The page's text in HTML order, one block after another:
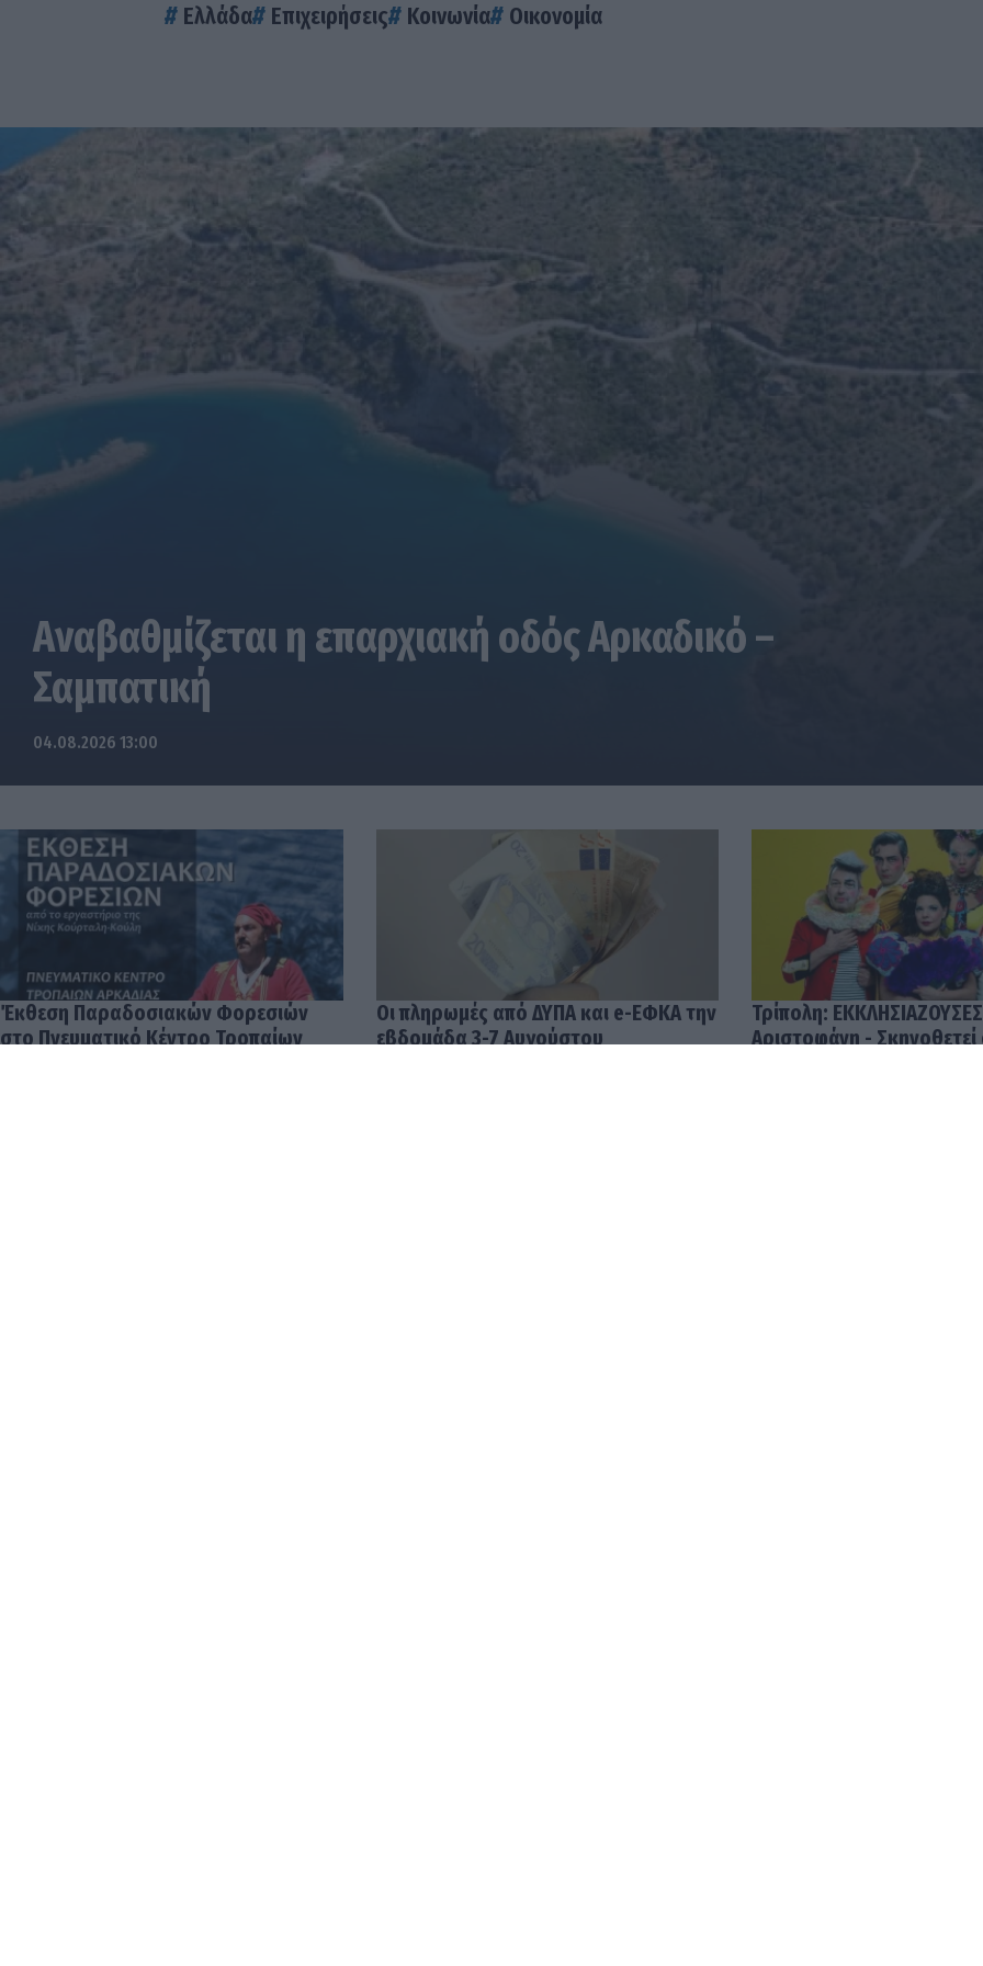
Ελλάδα Επιχειρήσεις Κοινωνία Οικονομία
Αναβαθμίζεται η επαρχιακή οδός Αρκαδικό –
Σαμπατική
04.08.2026 13:00
Έκθεση Παραδοσιακών Φορεσιών
στο Πνευματικό Κέντρο Τροπαίων
Οι πληρωμές από ΔΥΠΑ και e-ΕΦΚΑ την
εβδομάδα 3-7 Αυγούστου
Τρίπολη:
Αριστοφάνη -